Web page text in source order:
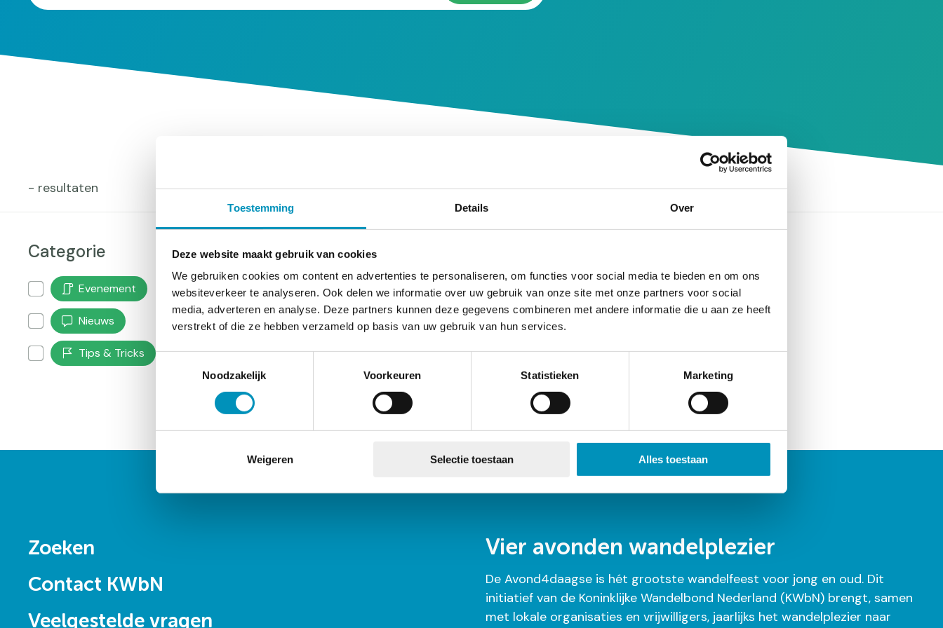
Toestemming Details Over
Deze website maakt gebruik van cookies
We gebruiken cookies om content en advertenties te personaliseren, om functies voor social media te bieden en om ons
websiteverkeer te analyseren. Ook delen we informatie over uw gebruik van onze site met onze partners voor social
media, adverteren en analyse. Deze partners kunnen deze gegevens combineren met andere informatie die u aan ze heeft
verstrekt of die ze hebben verzameld op basis van uw gebruik van hun services.
Toestemmingsselectie
Noodzakelijk
Voorkeuren Statistieken Marketing
Weigeren Selectie toestaan Alles toestaan
Filters
- resultaten
Categorie
Evenement
Nieuws
Tips & Tricks
Gefilterd
op:
Er is iets misgegaan bij het ophalen van de resultaten.<br/> Probeer het later nogmaals.
Paginering
Doormat
Zoeken
Contact KWbN
Veelgestelde vragen
Vier avonden wandelplezier
De Avond4daagse is hét grootste wandelfeest voor jong en oud. Dit
initiatief van de Koninklijke Wandelbond Nederland (KWbN) brengt, samen
met lokale organisaties en vrijwilligers, jaarlijks het wandelplezier naar